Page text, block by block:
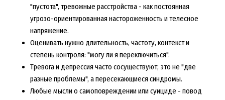
"пустота", тревожные расстройства - как постоянная
угрозо-ориентированная настороженность и телесное
напряжение.
Оценивать нужно длительность, частоту, контекст и
степень контроля: "могу ли я переключиться".
Тревога и депрессия часто сосуществуют; это не "две
разные проблемы", а пересекающиеся синдромы.
Любые мысли о самоповреждении или суициде - повод